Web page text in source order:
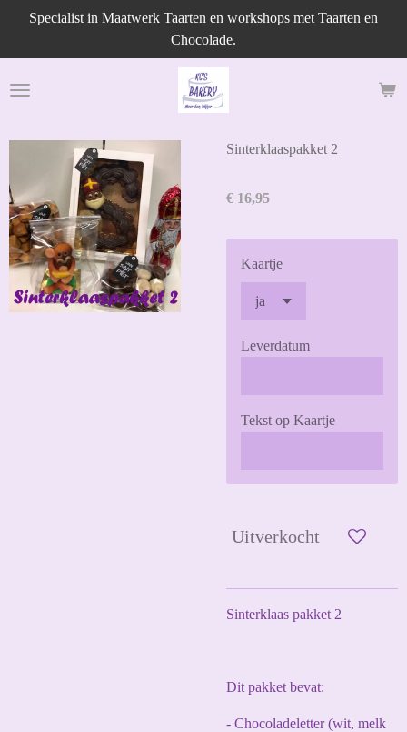
naar
de
Specialist in Maatwerk Taarten en workshops met Taarten en
Chocolade.
Sinterklaaspakket 2
€ 16,95
Kaartje
Leverdatum
Tekst op Kaartje
Uitverkocht
Sinterklaas pakket 2
Dit pakket bevat:
- Chocoladeletter (wit, melk